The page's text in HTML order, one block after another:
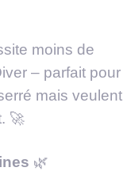
moins de
– parfait pour
mais veulent
🚀
🌿